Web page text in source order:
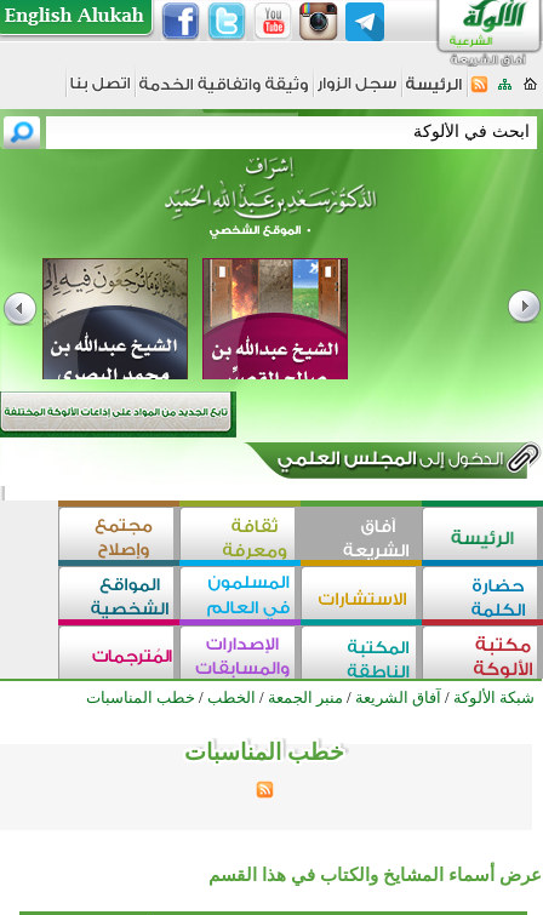
شبكة الألوكة / آفاق الشريعة / منبر الجمعة / الخطب / خطب المناسبات
خطب المناسبات
خطب المناسبات
خطب المناسبات
خطب المناسبات
خطب المناسبات
خطب المناسبات
خطب المناسبات
خطب المناسبات
خطب المناسبات
خطب المناسبات
خطب المناسبات
خطب المناسبات
خطب المناسبات
خطب المناسبات
خطب المناسبات
خطب المناسبات
خطب المناسبات
خطب المناسبات
خطب المناسبات
خطب المناسبات
خطب المناسبات
خطب المناسبات
خطب المناسبات
خطب المناسبات
خطب المناسبات
عرض أسماء المشايخ والكتاب في هذا القسم